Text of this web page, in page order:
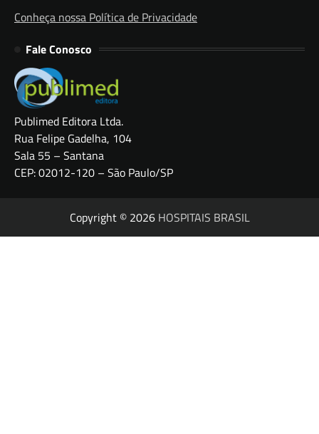
Conheça nossa Política de Privacidade
Fale Conosco
Publimed Editora Ltda.
Rua Felipe Gadelha, 104
Sala 55 – Santana
CEP: 02012-120 – São Paulo/SP
Copyright © 2026 HOSPITAIS BRASIL